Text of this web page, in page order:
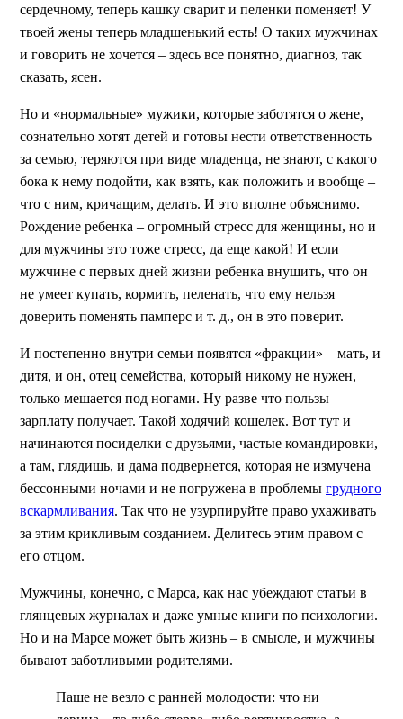
сердечному, теперь кашку сварит и пеленки поменяет! У
твоей жены теперь младшенький есть! О таких мужчинах
и говорить не хочется – здесь все понятно, диагноз, так
сказать, ясен.
Но и «нормальные» мужики, которые заботятся о жене,
сознательно хотят детей и готовы нести ответственность
за семью, теряются при виде младенца, не знают, с какого
бока к нему подойти, как взять, как положить и вообще –
что с ним, кричащим, делать. И это вполне объяснимо.
Рождение ребенка – огромный стресс для женщины, но и
для мужчины это тоже стресс, да еще какой! И если
мужчине с первых дней жизни ребенка внушить, что он
не умеет купать, кормить, пеленать, что ему нельзя
доверить поменять памперс и т. д., он в это поверит.
И постепенно внутри семьи появятся «фракции» – мать, и
дитя, и он, отец семейства, который никому не нужен,
только мешается под ногами. Ну разве что пользы –
зарплату получает. Такой ходячий кошелек. Вот тут и
начинаются посиделки с друзьями, частые командировки,
а там, глядишь, и дама подвернется, которая не измучена
бессонными ночами и не погружена в проблемы грудного
вскармливания. Так что не узурпируйте право ухаживать
за этим крикливым созданием. Делитесь этим правом с
его отцом.
Мужчины, конечно, с Марса, как нас убеждают статьи в
глянцевых журналах и даже умные книги по психологии.
Но и на Марсе может быть жизнь – в смысле, и мужчины
бывают заботливыми родителями.
Паше не везло с ранней молодости: что ни